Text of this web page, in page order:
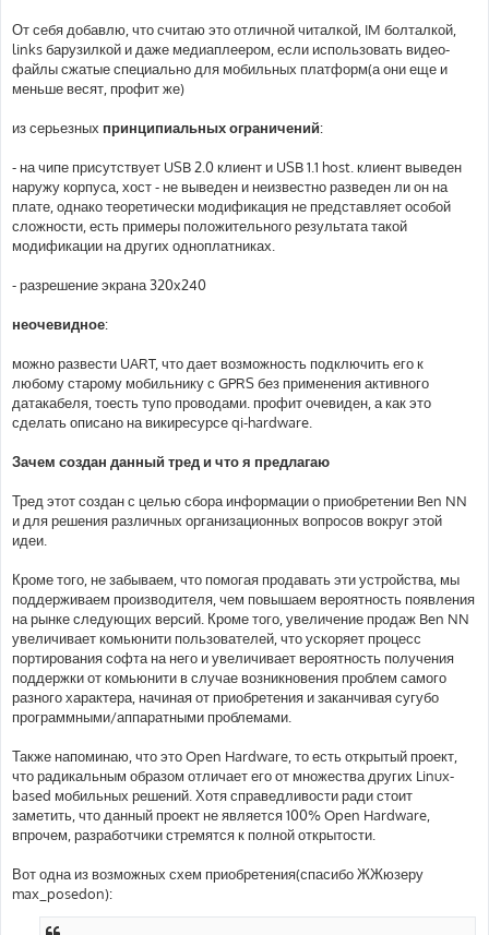
От себя добавлю, что считаю это отличной читалкой, IM болталкой,
links барузилкой и даже медиаплеером, если использовать видео-
файлы сжатые специально для мобильных платформ(а они еще и
меньше весят, профит же)
из серьезных принципиальных ограничений:
- на чипе присутствует USB 2.0 клиент и USB 1.1 host. клиент выведен
наружу корпуса, хост - не выведен и неизвестно разведен ли он на
плате, однако теоретически модификация не представляет особой
сложности, есть примеры положительного результата такой
модификации на других одноплатниках.
- разрешение экрана 320х240
неочевидное:
можно развести UART, что дает возможность подключить его к
любому старому мобильнику с GPRS без применения активного
датакабеля, тоесть тупо проводами. профит очевиден, а как это
сделать описано на викиресурсе qi-hardware.
Зачем создан данный тред и что я предлагаю
Тред этот создан с целью сбора информации о приобретении Ben NN
и для решения различных организационных вопросов вокруг этой
идеи.
Кроме того, не забываем, что помогая продавать эти устройства, мы
поддерживаем производителя, чем повышаем вероятность появления
на рынке следующих версий. Кроме того, увеличение продаж Ben NN
увеличивает комьюнити пользователей, что ускоряет процесс
портирования софта на него и увеличивает вероятность получения
поддержки от комьюнити в случае возникновения проблем самого
разного характера, начиная от приобретения и заканчивая сугубо
программными/аппаратными проблемами.
Также напоминаю, что это Open Hardware, то есть открытый проект,
что радикальным образом отличает его от множества других Linux-
based мобильных решений. Хотя справедливости ради стоит
заметить, что данный проект не является 100% Open Hardware,
впрочем, разработчики стремятся к полной открытости.
Вот одна из возможных схем приобретения(спасибо ЖЖюзеру
max_posedon):